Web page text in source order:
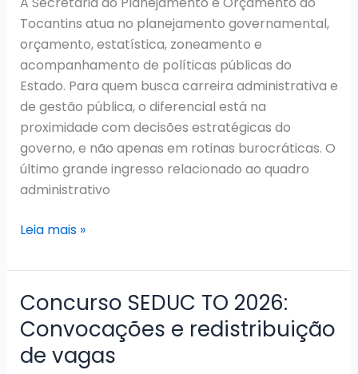
Tocantins atua no planejamento governamental,
orçamento, estatística, zoneamento e
acompanhamento de políticas públicas do
Estado. Para quem busca carreira administrativa e
de gestão pública, o diferencial está na
proximidade com decisões estratégicas do
governo, e não apenas em rotinas burocráticas. O
último grande ingresso relacionado ao quadro
administrativo
Concurso
TO:
Sem
previsão
oficial
para
Leia mais »
Concurso SEDUC TO 2026:
Convocações e redistribuição
de vagas